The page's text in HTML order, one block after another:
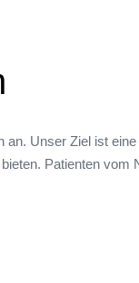
Unser Ziel ist
Patienten vom